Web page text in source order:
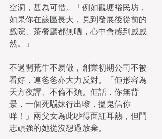
空洞，甚為可惜。「例如觀塘裕民坊，
如果你在該區長大，見到發展後從前的
戲院、茶餐廳都無晒，心中會感到戚戚
然。」
不過開荒牛不易做，創業初期公司不被
看好，連爸爸亦大力反對。「佢形容為
天方夜譚、不倫不類。佢話，你無背
景，一個死𡃁妹行出嚟，搵鬼信你
咩！」兩父女為此吵得面紅耳熱，但鬥
志頑強的她從沒想過放棄。